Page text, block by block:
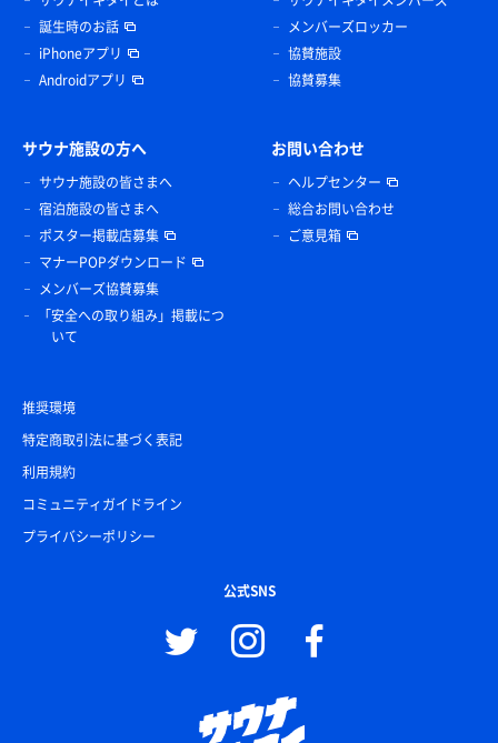
誕生時のお話
iPhoneアプリ
Androidアプリ
メンバーズロッカー
協賛施設
協賛募集
サウナ施設の方へ
サウナ施設の皆さまへ
宿泊施設の皆さまへ
ポスター掲載店募集
マナーPOPダウンロード
メンバーズ協賛募集
「安全への取り組み」掲載につ
いて
お問い合わせ
ヘルプセンター
総合お問い合わせ
ご意見箱
推奨環境
特定商取引法に基づく表記
利用規約
コミュニティガイドライン
プライバシーポリシー
公式SNS